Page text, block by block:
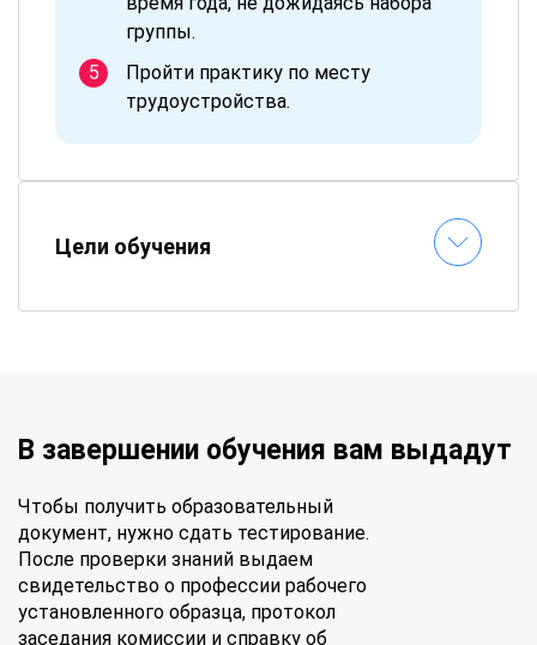
группы.
Пройти практику по месту
трудоустройства.
Цели обучения
В завершении обучения вам выдадут
Чтобы получить образовательный
документ, нужно сдать тестирование.
После проверки знаний выдаем
свидетельство о профессии рабочего
установленного образца, протокол
заседания комиссии и справку об